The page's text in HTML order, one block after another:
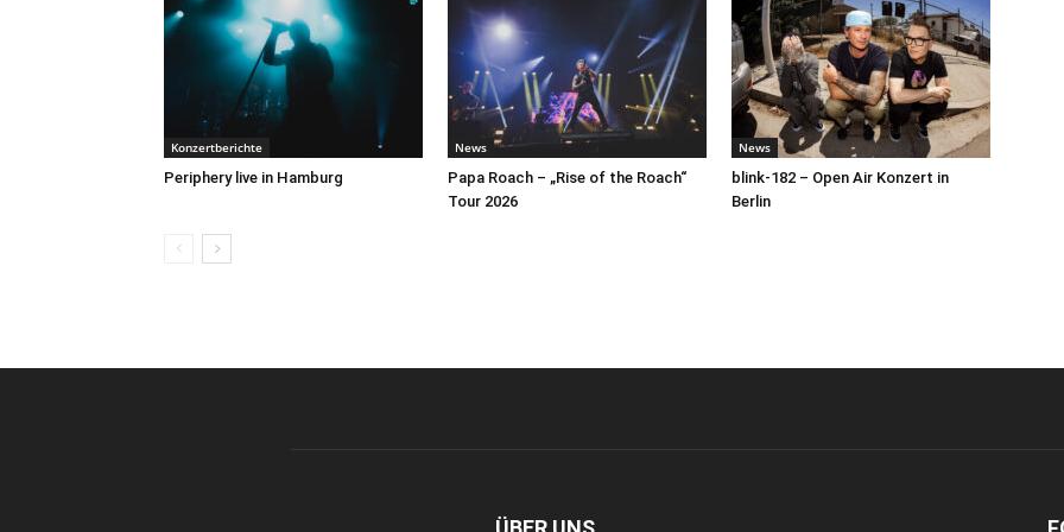
Konzertberichte
Periphery live in Hamburg
News
Papa Roach – „Rise of the Roach“
Tour 2026
News
blink-182 – Open Air Konzert in
Berlin